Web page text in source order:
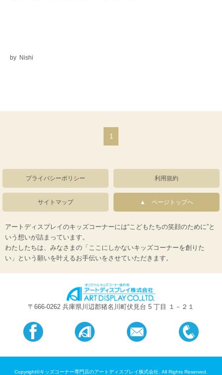
by Nishi
1
プライバシーポリシー 利用規約
サイトマップ ページトップへ
アートディスプレイのキッズコーナーには“こどもたちの笑顔のために”と
いう想いが詰まっています。
わたしたちは、みなさまの「ここにしかないキッズコーナーを創りた
い」という願いを叶えるお手伝いをさせていただきます。
〒666-0262 兵庫県川辺郡猪名川町伏見台 5 丁目 １－２１
Copyright©キッズコーナー専門店のアートディスプレイ株式会社. All Rights Reserved.